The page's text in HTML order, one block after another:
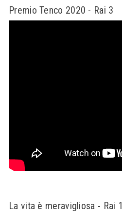
Premio Tenco 2020 - Rai 3
La vita è meravigliosa - Rai 1